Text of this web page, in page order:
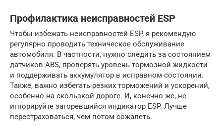
Профилактика неисправностей ESP
Чтобы избежать неисправностей ESP, я рекомендую
регулярно проводить техническое обслуживание
автомобиля. В частности, нужно следить за состоянием
датчиков ABS, проверять уровень тормозной жидкости
и поддерживать аккумулятор в исправном состоянии.
Также, важно избегать резких торможений и ускорений,
особенно на скользкой дороге. И, конечно же, не
игнорируйте загоревшийся индикатор ESP. Лучше
перестраховаться, чем потом сожалеть.